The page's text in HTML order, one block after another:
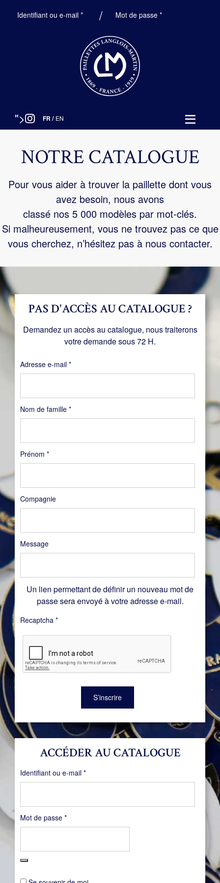
Identifiant ou e-mail *ObligatoireMot de passe*Obligatoire
"> FR / EN
NOTRE CATALOGUE
Pour vous aider à trouver la paillette dont vous
avez besoin, nous avons
classé nos 5 000 modèles par mot-clés.
Si malheureusement, vous ne trouvez pas ce que
vous cherchez, n’hésitez pas à nous contacter.
ACCÉDER AU CATALOGUE
Identifiant ou e-mail *Obligatoire
Mot de passe *Obligatoire
Nom de famille *
Prénom *
Compagnie
Message
PAS D'ACCÈS AU CATALOGUE ?
Demandez un accès au catalogue, nous traiterons
votre demande sous 72 H.
Adresse e-mail *Obligatoire
Un lien permettant de définir un nouveau mot de
passe sera envoyé à votre adresse e-mail.
Recaptcha *
S’inscrire